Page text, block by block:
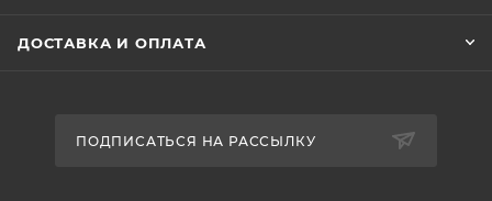
ДОСТАВКА И ОПЛАТА
ПОДПИСАТЬСЯ НА РАССЫЛКУ